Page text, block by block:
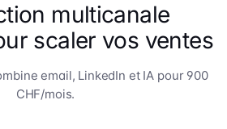
multicanale
scaler vos ventes
email, LinkedIn et IA pour 900
CHF/mois.